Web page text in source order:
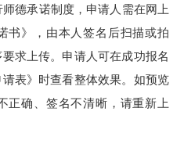
德承诺制度，申请人需在网上
书》，由本人签名后扫描或拍
求上传。申请人可在成功报名
表》时查看整体效果。如预览
正确、签名不清晰，请重新上